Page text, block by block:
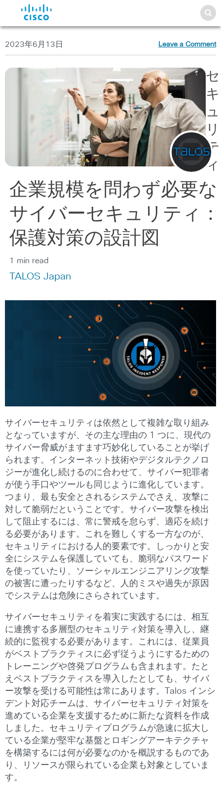
2023年6月13日 Leave a Comment
セ
キ
ュ
リ
テ
ィ
企業規模を問わず必要な
サイバーセキュリティ：
保護対策の設計図
1 min read
TALOS Japan
サイバーセキュリティは依然として複雑な取り組み
となっていますが、その主な理由の 1 つに、現代の
サイバー脅威がますます巧妙化していることが挙げ
られます。インターネット技術やデジタルテクノロ
ジーが進化し続けるのに合わせて、サイバー犯罪者
が使う手口やツールも同じように進化しています。
つまり、最も安全とされるシステムでさえ、攻撃に
対して脆弱だということです。サイバー攻撃を検出
して阻止するには、常に警戒を怠らず、適応を続け
る必要があります。これを難しくする一方なのが、
セキュリティにおける人的要素です。しっかりと安
全にシステムを保護していても、脆弱なパスワード
を使っていたり、ソーシャルエンジニアリング攻撃
の被害に遭ったりするなど、人的ミスや過失が原因
でシステムは危険にさらされています。
サイバーセキュリティを着実に実践するには、相互
に連携する多層型のセキュリティ対策を導入し、継
続的に監視する必要があります。これには、従業員
がベストプラクティスに必ず従うようにするための
トレーニングや啓発プログラムも含まれます。たと
えベストプラクティスを導入したとしても、サイバ
ー攻撃を受ける可能性は常にあります。Talos インシ
デント対応チームは、サイバーセキュリティ対策を
進めている企業を支援するために新たな資料を作成
しました。セキュリティプログラムが急速に拡大し
ている企業が堅牢な基盤とロギングアーキテクチャ
を構築するには何が必要なのかを概説するものであ
り、リソースが限られている企業も対象としていま
す。